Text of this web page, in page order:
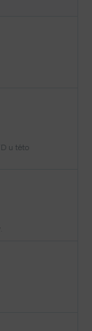
u této